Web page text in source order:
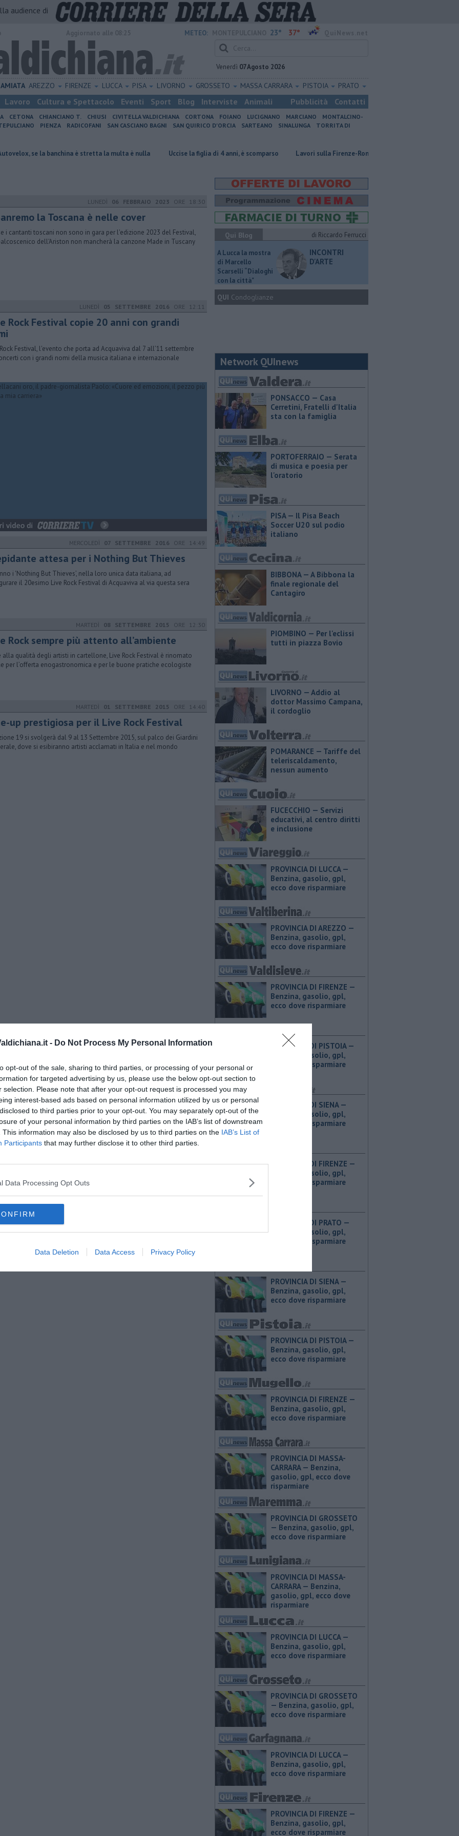
- Do Not Process My Personal Information
opt-out of the sale, sharing to third parties, or processing of your personal or
for targeted advertising by us, please use the below opt-out section to
selection. Please note that after your opt-out request is processed you may
interest-based ads based on personal information utilized by us or personal
to third parties prior to your opt-out. You may separately opt-out of the
of your personal information by third parties on the IAB’s list of downstream
This information may also be disclosed by us to third parties on the IAB’s List of
Participants that may further disclose it to other third parties.
Data Processing Opt Outs
Data Deletion Data Access Privacy Policy
audience di
METEO: 23° 37°
Venerdì 07 Agosto 2026
AMIATA AREZZO FIRENZE LUCCA PISA LIVORNO GROSSETO MASSA CARRARA PISTOIA PRATO
Lavoro Cultura e Spettacolo Eventi Sport Blog Interviste Animali Pubblicità Contatti
CETONA CHIANCIANO T. CHIUSI CIVITELLA VALDICHIANA CORTONA FOIANO LUCIGNANO MARCIANO
MONTALCINO-
PIENZA RADICOFANI SAN CASCIANO BAGNI SAN QUIRICO D'ORCIA SARTEANO SINALUNGA
TORRITA DI
la banchina è stretta la multa è nulla Uccise la figlia di 4 anni, è scomparso Lavori sulla Firenze-Roma, i treni cambiano orario
LUNEDÌ 06 FEBBRAIO 2023 ORE 18:30
la Toscana è nelle cover
i cantanti toscani non sono in gara per l'edizione 2023 del Festival,
dell'Ariston non mancherà la canzone Made in Tuscany
LUNEDÌ 05 SETTEMBRE 2016 ORE 12:11
Rock Festival copie 20 anni con grandi
Festival, l'evento che porta ad Acquaviva dal 7 all’11 settembre
con i grandi nomi della musica italiana e internazionale
MERCOLEDÌ 07 SETTEMBRE 2016 ORE 14:49
attesa per i Nothing But Thieves
i 'Nothing But Thieves’, nella loro unica data italiana, ad
il 20esimo Live Rock Festival di Acquaviva al via questa sera
MARTEDÌ 08 SETTEMBRE 2015 ORE 12:30
Rock sempre più attento all’ambiente
alla qualità degli artisti in cartellone, Live Rock Festival è rinomato
per l’offerta enogastronomica e per le buone pratiche ecologiste
MARTEDÌ 01 SETTEMBRE 2015 ORE 14:40
up prestigiosa per il Live Rock Festival
19 si svolgerà dal 9 al 13 Settembre 2015, sul palco dei Giardini
dove si esibiranno artisti acclamati in Italia e nel mondo
Qui Blog di Riccardo Ferrucci
A Lucca la mostra
di Marcello
Scarselli “Dialoghi
con la città"
INCONTRI
D'ARTE
QUI Condoglianze
Network QUInews
PONSACCO — Casa
Cerretini, Fratelli d'Italia
sta con la famiglia
PORTOFERRAIO — Serata
di musica e poesia per
l'oratorio
PISA — Il Pisa Beach
Soccer U20 sul podio
italiano
BIBBONA — A Bibbona la
finale regionale del
Cantagiro
PIOMBINO — Per l'eclissi
tutti in piazza Bovio
LIVORNO — Addio al
dottor Massimo Campana,
il cordoglio
POMARANCE — Tariffe del
teleriscaldamento,
nessun aumento
FUCECCHIO — Servizi
educativi, al centro diritti
e inclusione
PROVINCIA DI LUCCA — ​
Benzina, gasolio, gpl,
ecco dove risparmiare
PROVINCIA DI AREZZO — ​
Benzina, gasolio, gpl,
ecco dove risparmiare
PROVINCIA DI FIRENZE — ​
Benzina, gasolio, gpl,
ecco dove risparmiare
PROVINCIA DI PISTOIA — ​
Benzina, gasolio, gpl,
ecco dove risparmiare
PROVINCIA DI SIENA — ​
Benzina, gasolio, gpl,
ecco dove risparmiare
PROVINCIA DI FIRENZE — ​
Benzina, gasolio, gpl,
ecco dove risparmiare
PROVINCIA DI PRATO — ​
Benzina, gasolio, gpl,
ecco dove risparmiare
PROVINCIA DI SIENA — ​
Benzina, gasolio, gpl,
ecco dove risparmiare
PROVINCIA DI PISTOIA — ​
Benzina, gasolio, gpl,
ecco dove risparmiare
PROVINCIA DI FIRENZE — ​
Benzina, gasolio, gpl,
ecco dove risparmiare
PROVINCIA DI MASSA-
CARRARA — ​Benzina,
gasolio, gpl, ecco dove
risparmiare
PROVINCIA DI GROSSETO
— ​Benzina, gasolio, gpl,
ecco dove risparmiare
PROVINCIA DI MASSA-
CARRARA — ​Benzina,
gasolio, gpl, ecco dove
risparmiare
PROVINCIA DI LUCCA — ​
Benzina, gasolio, gpl,
ecco dove risparmiare
PROVINCIA DI GROSSETO
— ​Benzina, gasolio, gpl,
ecco dove risparmiare
PROVINCIA DI LUCCA — ​
Benzina, gasolio, gpl,
ecco dove risparmiare
PROVINCIA DI FIRENZE — ​
Benzina, gasolio, gpl,
ecco dove risparmiare